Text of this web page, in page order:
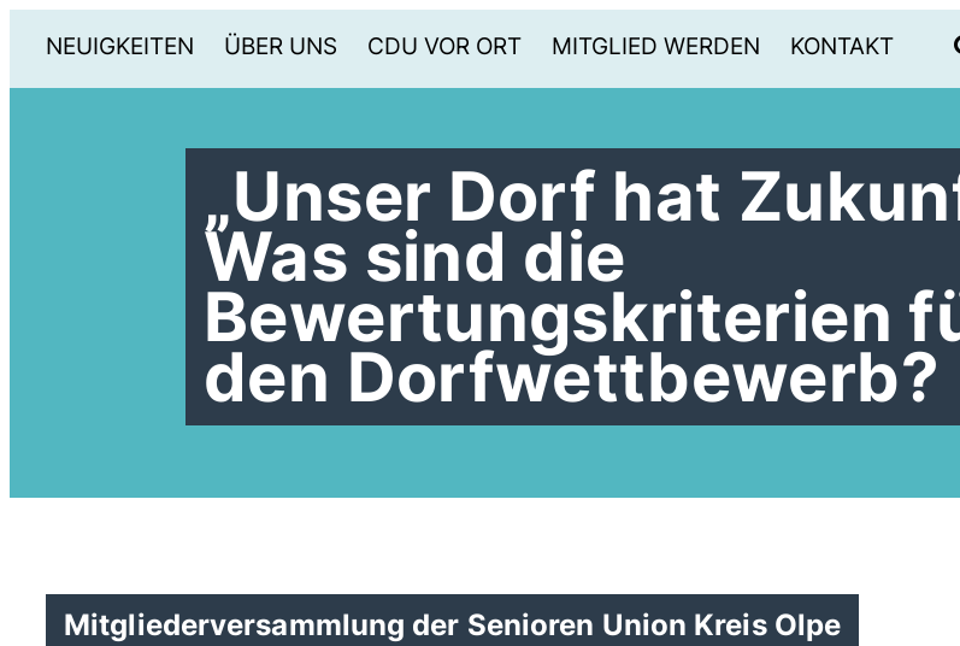
NEUIGKEITEN ÜBER UNS CDU VOR ORT MITGLIED WERDEN KONTAKT
Unser Dorf hat
Was sind die
Bewertungskriterien
den Dorfwettbewerb?
Mitgliederversammlung der Senioren Union Kreis Olpe